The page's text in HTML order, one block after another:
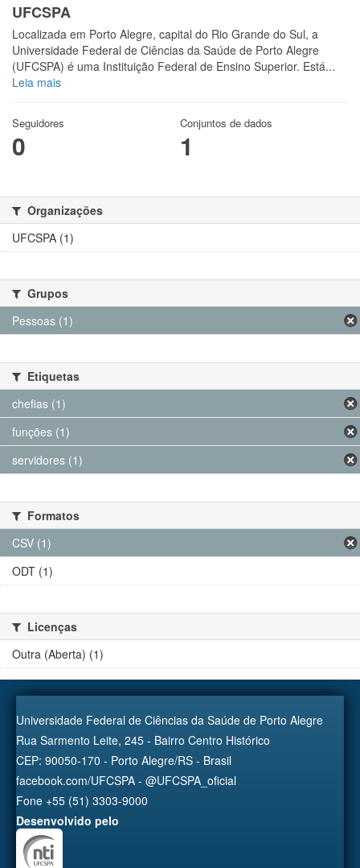
UFCSPA
Localizada em Porto Alegre, capital do Rio Grande do Sul, a
Universidade Federal de Ciências da Saúde de Porto Alegre
(UFCSPA) é uma Instituição Federal de Ensino Superior. Está...
Leia mais
Seguidores
0
Conjuntos de dados
1
Organizações
UFCSPA (1)
Grupos
Pessoas (1)
Etiquetas
chefias (1)
funções (1)
servidores (1)
Formatos
CSV (1)
ODT (1)
Licenças
Outra (Aberta) (1)
Universidade Federal de Ciências da Saúde de Porto Alegre
Rua Sarmento Leite, 245 - Bairro Centro Histórico
CEP: 90050-170 - Porto Alegre/RS - Brasil
facebook.com/UFCSPA - @UFCSPA_oficial
Fone +55 (51) 3303-9000
Desenvolvido pelo